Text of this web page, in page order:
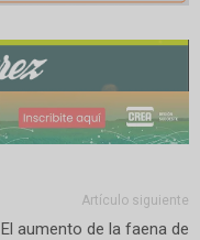
Artículo siguiente
El aumento de la faena de